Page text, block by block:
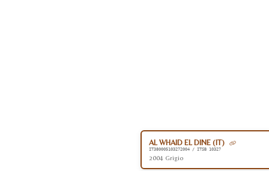
AL WHAID EL DINE (IT)
IT380005103272004 / ITSB 10327
2004 Grigio